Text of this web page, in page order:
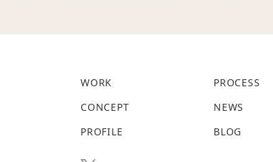
WORK
CONCEPT
PROFILE
PROCESS
NEWS
BLOG